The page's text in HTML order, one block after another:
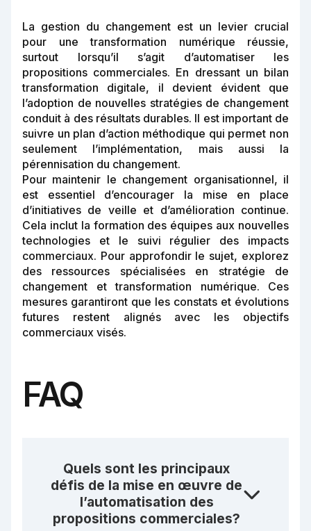
La gestion du changement est un levier crucial
pour une transformation numérique réussie,
surtout lorsqu’il s’agit d’automatiser les
propositions commerciales. En dressant un bilan
transformation digitale, il devient évident que
l’adoption de nouvelles stratégies de changement
conduit à des résultats durables. Il est important de
suivre un plan d’action méthodique qui permet non
seulement l’implémentation, mais aussi la
pérennisation du changement.
Pour maintenir le changement organisationnel, il
est essentiel d’encourager la mise en place
d’initiatives de veille et d’amélioration continue.
Cela inclut la formation des équipes aux nouvelles
technologies et le suivi régulier des impacts
commerciaux. Pour approfondir le sujet, explorez
des ressources spécialisées en stratégie de
changement et transformation numérique. Ces
mesures garantiront que les constats et évolutions
futures restent alignés avec les objectifs
commerciaux visés.
FAQ
Quels sont les principaux
défis de la mise en œuvre de
l’automatisation des
propositions commerciales?